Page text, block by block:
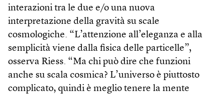
interazioni tra le due e/o una nuova
interpretazione della gravità su scale
cosmologiche. “L’attenzione all’eleganza e alla
semplicità viene dalla fisica delle particelle”,
osserva Riess. “Ma chi può dire che funzioni
anche su scala cosmica? L’universo è piuttosto
complicato, quindi è meglio tenere la mente